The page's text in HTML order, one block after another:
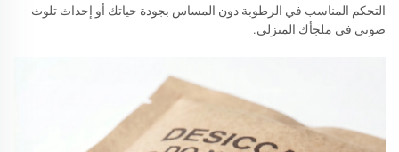
التحكم المناسب في الرطوبة دون المساس بجودة حياتك أو إحداث تلوث
صوتي في ملجأك المنزلي.